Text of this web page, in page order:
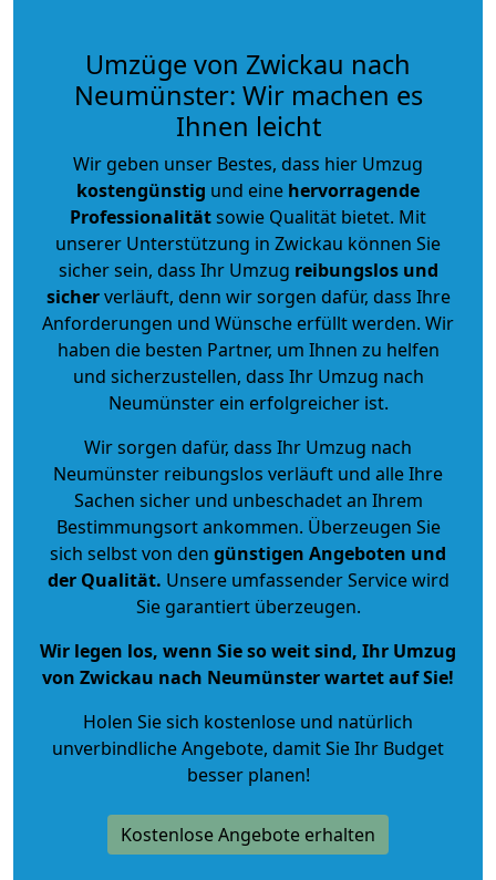
Umzüge von Zwickau nach
Neumünster: Wir machen es
Ihnen leicht
Wir geben unser Bestes, dass hier Umzug
kostengünstig und eine hervorragende
Professionalitätsowie Qualität bietet. Mit
unserer Unterstützung in Zwickau können Sie
sicher sein, dass Ihr Umzug reibungslos und
sicherverläuft, denn wir sorgen dafür, dass Ihre
Anforderungen und Wünsche erfüllt werden. Wir
haben die besten Partner, um Ihnen zu helfen
und sicherzustellen, dass Ihr Umzug nach
Neumünster ein erfolgreicher ist.
Wir sorgen dafür, dass Ihr Umzug nach
Neumünster reibungslos verläuft und alle Ihre
Sachen sicher und unbeschadet an Ihrem
Bestimmungsort ankommen. Überzeugen Sie
sich selbst von den günstigen Angeboten und
der Qualität. Unsere umfassender Service wird
Sie garantiert überzeugen.
Wir legen los, wenn Sie so weit sind, Ihr Umzug
von Zwickau nach Neumünster wartet auf Sie!
Holen Sie sich kostenlose und natürlich
unverbindliche Angebote, damit Sie Ihr Budget
besser planen!
Kostenlose Angebote erhalten